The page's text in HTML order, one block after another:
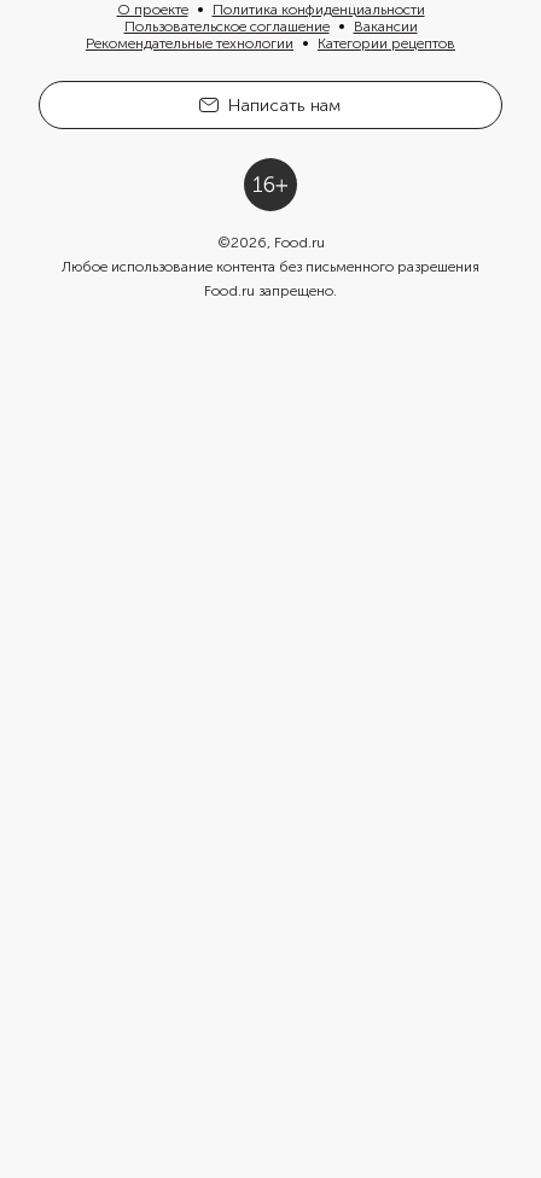
О проекте
Политика конфиденциальности
Пользовательское соглашение
Вакансии
Рекомендательные технологии
Категории рецептов
Написать нам
©2026, Food.ru
Любое использование контента без письменного разрешения
Food.ru запрещено.